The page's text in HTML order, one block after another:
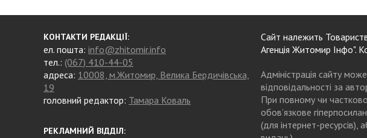
КОНТАКТИ РЕДАКЦІЇ:
ел. пошта: info@zhitomir.info
тел.: (067) 410-44-05
адреса: 10008, м.Житомир, Велика Бердичівська,
19
головний редактор: Тамара Коваль
РЕКЛАМНИЙ ВІДДІЛ:
Сайт належить
Агенція Житомир
Адміністрація сайту
відповідальності за
При повному чи
обов’язкове
(для інтернет-ресурсів),